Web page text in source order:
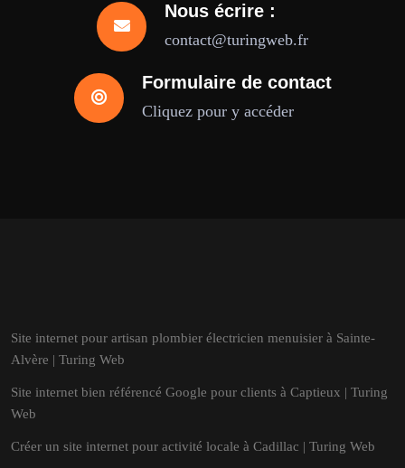
Nous écrire :
contact@turingweb.fr
Formulaire de contact
Cliquez pour y accéder
Site internet pour artisan plombier électricien menuisier à Sainte-
Alvère | Turing Web
Site internet bien référencé Google pour clients à Captieux | Turing
Web
Créer un site internet pour activité locale à Cadillac | Turing Web